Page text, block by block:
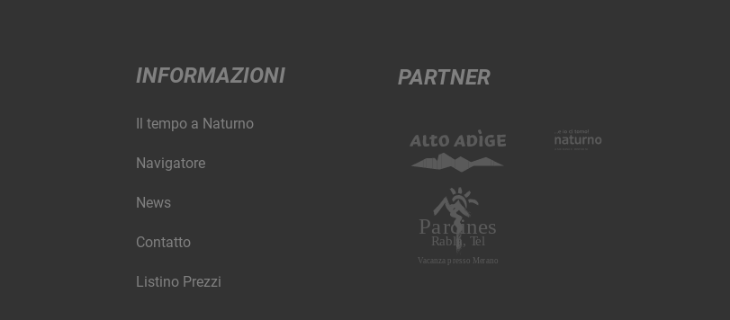
INFORMAZIONI
Il tempo a Naturno
Navigatore
News
Contatto
Listino Prezzi
PARTNER